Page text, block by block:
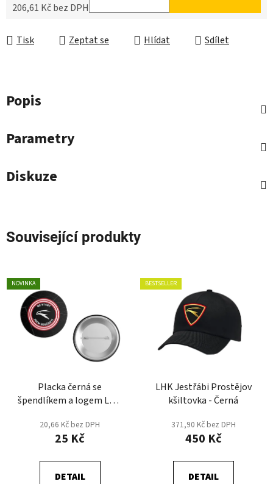
206,61 Kč bez DPH
Měrná cena:
Tisk Zeptat se Hlídat Sdílet
Popis
Parametry
Diskuze
Související produkty
NOVINKA
Placka černá se
špendlíkem a logem LHK
SOUČÁSTÍ
20,66 Kč bez DPH
25 Kč
DETAIL
BESTSELLER
LHK Jestřábi Prostějov
kšiltovka - Černá
371,90 Kč bez DPH
450 Kč
DETAIL